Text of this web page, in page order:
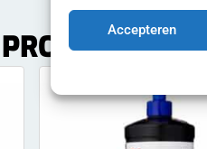
Accepteren